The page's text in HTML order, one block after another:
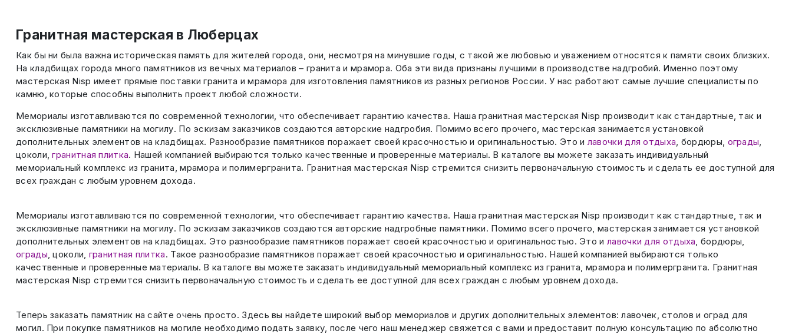
Гранитная мастерская в Люберцах
Как бы ни была важна историческая память для жителей города, они, несмотря на минувшие годы, с такой же любовью и уважением относятся к памяти своих близких.
На кладбищах города много памятников из вечных материалов – гранита и мрамора. Оба эти вида признаны лучшими в производстве надгробий. Именно поэтому
мастерская Nisp имеет прямые поставки гранита и мрамора для изготовления памятников из разных регионов России. У нас работают самые лучшие специалисты по
камню, которые способны выполнить проект любой сложности.
Мемориалы изготавливаются по современной технологии, что обеспечивает гарантию качества. Наша гранитная мастерская Nisp производит как стандартные, так и
эксклюзивные памятники на могилу. По эскизам заказчиков создаются авторские надгробия. Помимо всего прочего, мастерская занимается установкой
дополнительных элементов на кладбищах. Разнообразие памятников поражает своей красочностью и оригинальностью. Это и лавочки для отдыха , бордюры, ограды
цоколи,гранитная плитка. Нашей компанией выбираются только качественные и проверенные материалы. В каталоге вы можете заказать индивидуальный
мемориальный комплекс из гранита, мрамора и полимергранита. Гранитная мастерская Nisp стремится снизить первоначальную стоимость и сделать ее доступной для
всех граждан с любым уровнем дохода.
Мемориалы изготавливаются по современной технологии, что обеспечивает гарантию качества. Наша гранитная мастерская Nisp производит как стандартные, так и
эксклюзивные памятники на могилу. По эскизам заказчиков создаются авторские надгробные памятники. Помимо всего прочего, мастерская занимается установкой
дополнительных элементов на кладбищах. Это разнообразие памятников поражает своей красочностью и оригинальностью. Это и лавочки для отдыха , бордюры,
ограды , цоколи, гранитная плитка. Такое разнообразие памятников поражает своей красочностью и оригинальностью. Нашей компанией выбираются только
качественные и проверенные материалы. В каталоге вы можете заказать индивидуальный мемориальный комплекс из гранита, мрамора и полимергранита. Гранитная
мастерская Nisp стремится снизить первоначальную стоимость и сделать ее доступной для всех граждан с любым уровнем дохода.
Теперь заказать памятник на сайте очень просто. Здесь вы найдете широкий выбор мемориалов и других дополнительных элементов: лавочек, столов и оград для
могил. При покупке памятников на могиле необходимо подать заявку, после чего наш менеджер свяжется с вами и предоставит полную консультацию по абсолютно